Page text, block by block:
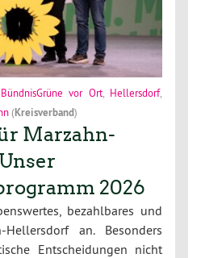
BündnisGrüne vor Ort, Hellersdorf,
(Kreisverband)
Marzahn-
2026
bezahlbares und
Hellersdorf an. Besonders
Entscheidungen nicht